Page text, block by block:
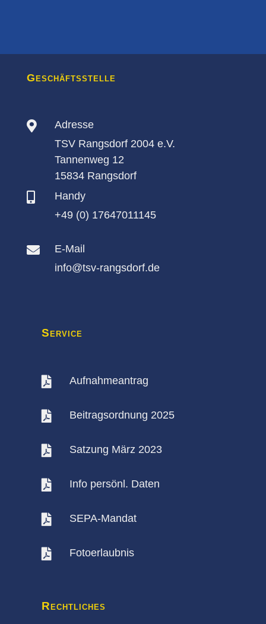
Geschäftsstelle

Adresse
TSV Rangsdorf 2004 e.V.
Tannenweg 12
15834 Rangsdorf

Handy
+49 (0) 17647011145

E-Mail
info@tsv-rangsdorf.de
Service
 Aufnahmeantrag
 Beitragsordnung 2025
 Satzung März 2023
 Info persönl. Daten
 SEPA-Mandat
 Fotoerlaubnis
Rechtliches